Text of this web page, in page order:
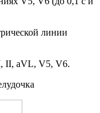
линии
II, aVL, V5, V6.